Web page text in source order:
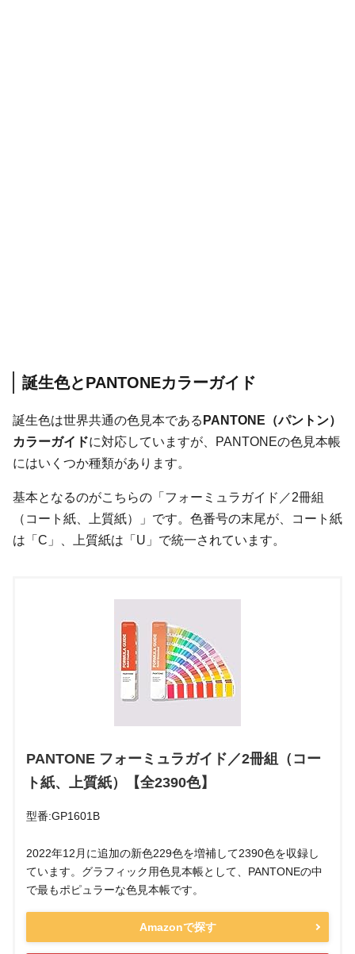
誕生色とPANTONEカラーガイド
誕生色は世界共通の色見本である PANTONE（パントン）
カラーガイドに対応していますが、PANTONEの色見本帳
にはいくつか種類があります。
基本となるのがこちらの「フォーミュラガイド／2冊組
（コート紙、上質紙）」です。色番号の末尾が、コート紙
は「C」、上質紙は「U」で統一されています。
PANTONE フォーミュラガイド／2冊組（コー
ト紙、上質紙）【全2390色】
型番:GP1601B
2022年12月に追加の新色229色を増補して2390色を収録し
ています。グラフィック用色見本帳として、PANTONEの中
で最もポピュラーな色見本帳です。
Amazonで探す